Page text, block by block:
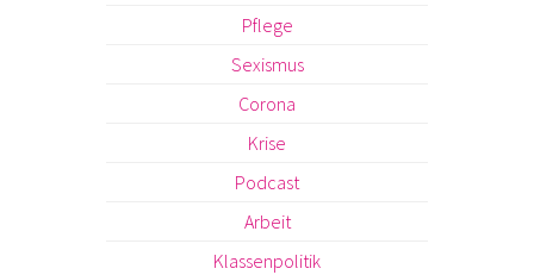
Pflege
Sexismus
Corona
Krise
Podcast
Arbeit
Klassenpolitik